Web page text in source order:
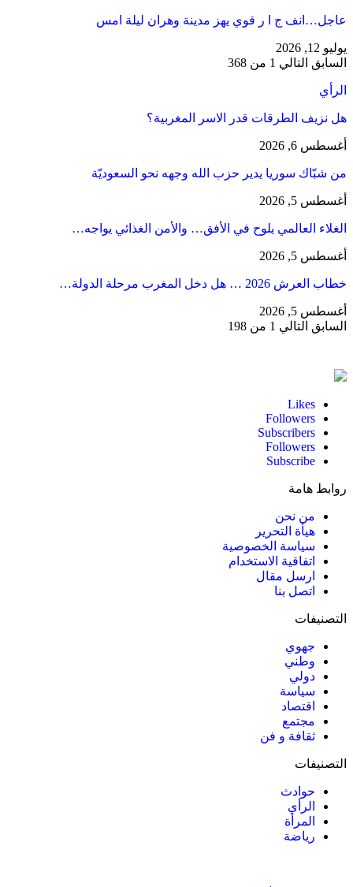
عاجل…انف ج ا ر قوي يهز مدينة وهران ليلة امس
يوليو 12, 2026
السابق التالي 1 من 368
الرأي
هل نزيف الطرقات قدر الاسر المغربية؟
أغسطس 6, 2026
من شبّاك سوريا يدير حزب الله وجهه نحو السعوديّة
أغسطس 5, 2026
الغلاء العالمي يلوح في الأفق… والأمن الغذائي يواجه…
أغسطس 5, 2026
خطاب العرش 2026 … هل دخل المغرب مرحلة الدولة…
أغسطس 5, 2026
السابق التالي 1 من 198
Likes
Followers
Subscribers
Followers
Subscribe
روابط هامة
من نحن
هيأة التحرير
سياسة الخصوصية
اتفاقية الاستخدام
ارسل مقال
اتصل بنا
التصنيفات
جهوي
وطني
دولي
سياسة
اقتصاد
مجتمع
ثقافة و فن
التصنيفات
حوادث
الرأي
المرأة
رياضة